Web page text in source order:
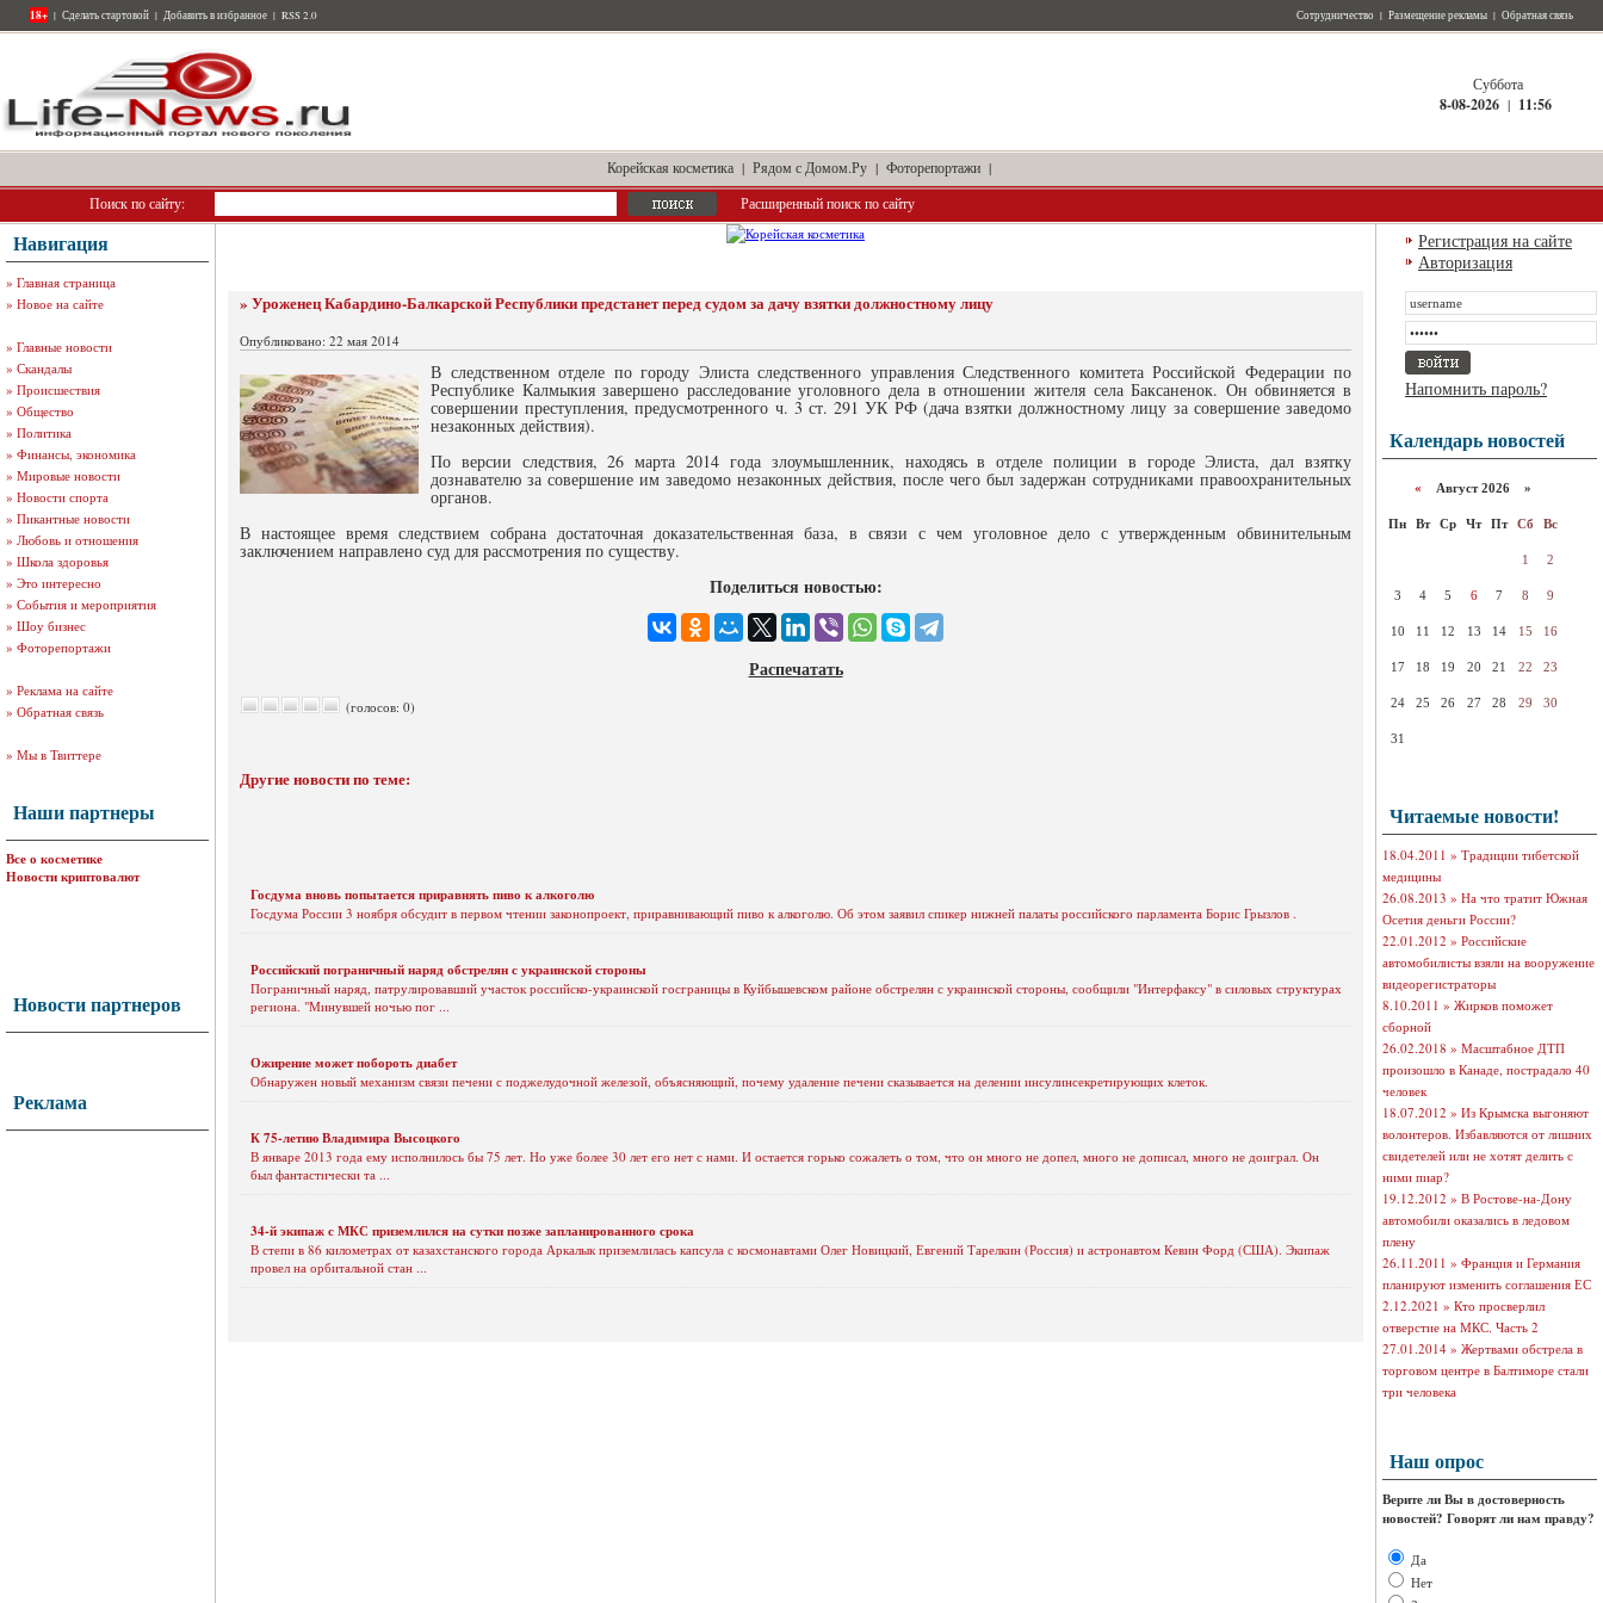
18+ | Сделать стартовой | Добавить в избранное | RSS 2.0 Сотрудничество | Размещение рекламы | Обратная связь
Суббота
8-08-2026 | 11:56
Корейская косметика | Рядом с Домом.Ру | Фоторепортажи |
Поиск по сайту:
Расширенный поиск по сайту
Навигация
» Главная страница
» Новое на сайте
» Главные новости
» Скандалы
» Происшествия
» Общество
» Политика
» Финансы, экономика
» Мировые новости
» Новости спорта
» Пикантные новости
» Любовь и отношения
» Школа здоровья
» Это интересно
» События и мероприятия
» Шоу бизнес
» Фоторепортажи
» Реклама на сайте
» Обратная связь
» Мы в Твиттере
Наши партнеры
Все о косметике
Новости криптовалют
Новости партнеров
Реклама
» Уроженец Кабардино-Балкарской Республики предстанет перед судом за дачу взятки должностному лицу
Опубликовано: 22 мая 2014
В следственном отделе по городу Элиста следственного управления Следственного комитета Российской Федерации по
Республике Калмыкия завершено расследование уголовного дела в отношении жителя села Баксаненок. Он обвиняется в
совершении преступления, предусмотренного ч. 3 ст. 291 УК РФ (дача взятки должностному лицу за совершение заведомо
незаконных действия).
По версии следствия, 26 марта 2014 года злоумышленник, находясь в отделе полиции в городе Элиста, дал взятку
дознавателю за совершение им заведомо незаконных действия, после чего был задержан сотрудниками правоохранительных
органов.
В настоящее время следствием собрана достаточная доказательственная база, в связи с чем уголовное дело с утвержденным обвинительным
заключением направлено суд для рассмотрения по существу.
Поделиться новостью:
Распечатать
(голосов: 0)
Другие новости по теме:
Госдума вновь попытается приравнять пиво к алкоголю
Госдума России 3 ноября обсудит в первом чтении законопроект, приравнивающий пиво к алкоголю. Об этом заявил спикер нижней палаты российского парламента Борис Грызлов .
Российский пограничный наряд обстрелян с украинской стороны
Пограничный наряд, патрулировавший участок российско-украинской госграницы в Куйбышевском районе обстрелян с украинской стороны, сообщили "Интерфаксу" в силовых структурах
региона. "Минувшей ночью пог ...
Ожирение может побороть диабет
Обнаружен новый механизм связи печени с поджелудочной железой, объясняющий, почему удаление печени сказывается на делении инсулинсекретирующих клеток.
К 75-летию Владимира Высоцкого
В январе 2013 года ему исполнилось бы 75 лет. Но уже более 30 лет его нет с нами. И остается горько сожалеть о том, что он много не допел, много не дописал, много не доиграл. Он
был фантастически та ...
34-й экипаж с МКС приземлился на сутки позже запланированного срока
В степи в 86 километрах от казахстанского города Аркалык приземлилась капсула с космонавтами Олег Новицкий, Евгений Тарелкин (Россия) и астронавтом Кевин Форд (США). Экипаж
провел на орбитальной стан ...
Регистрация на сайте
Авторизация
Напомнить пароль?
Календарь новостей
« Август 2026 »
Пн Вт Ср Чт Пт Сб Вс
1 2
3 4 5 6 7 8 9
10 11 12 13 14 15 16
17 18 19 20 21 22 23
24 25 26 27 28 29 30
31
Читаемые новости!
18.04.2011 » Традиции тибетской
медицины
26.08.2013 » На что тратит Южная
Осетия деньги России?
22.01.2012 » Российские
автомобилисты взяли на вооружение
видеорегистраторы
8.10.2011 » Жирков поможет
сборной
26.02.2018 » Масштабное ДТП
произошло в Канаде, пострадало 40
человек
18.07.2012 » Из Крымска выгоняют
волонтеров. Избавляются от лишних
свидетелей или не хотят делить с
ними пиар?
19.12.2012 » В Ростове-на-Дону
автомобили оказались в ледовом
плену
26.11.2011 » Франция и Германия
планируют изменить соглашения ЕС
2.12.2021 » Кто просверлил
отверстие на МКС. Часть 2
27.01.2014 » Жертвами обстрела в
торговом центре в Балтиморе стали
три человека
Наш опрос
Верите ли Вы в достоверность
новостей? Говорят ли нам правду?
Да
Нет